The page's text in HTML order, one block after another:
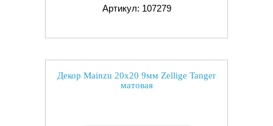
Артикул: 107279
Декор Mainzu 20x20 9мм Zellige Tanger
матовая